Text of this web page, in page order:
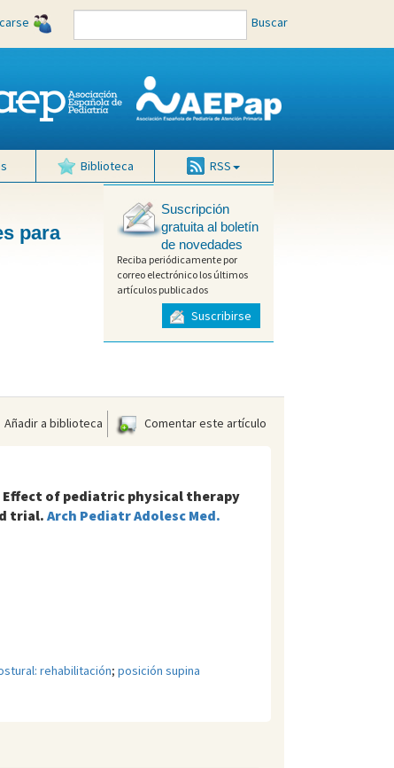
Buscar
Biblioteca RSS
para
Suscripción
gratuita al boletín
de novedades
Reciba periódicamente por
correo electrónico los últimos
artículos publicados
Suscribirse
Añadir a biblioteca Comentar este artículo
Effect of pediatric physical therapy
trial. Arch Pediatr Adolesc Med.
rehabilitación; posición supina